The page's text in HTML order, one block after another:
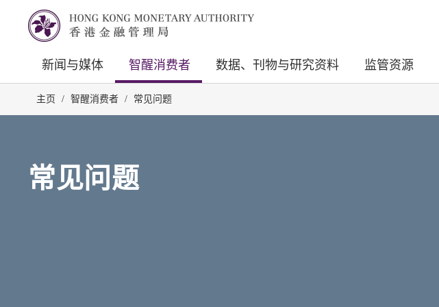
新闻与媒体 智醒消费者 数据、刊物与研究资料 监管资源
主页 / 智醒消费者 / 常见问题
常见问题